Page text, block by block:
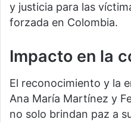
y justicia para las
forzada en Colombia.
Impacto en la
El reconocimiento y la
Ana María Martínez y
no solo brindan paz a